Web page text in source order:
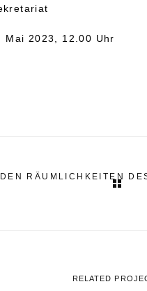
Mai 2023, 12.00 Uhr
RÄUMLICHKEITEN
RELATED